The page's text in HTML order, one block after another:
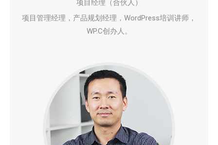
项目经理（合伙人）
项目管理经理，产品规划经理，WordPress培训讲师，
WP.C创办人。